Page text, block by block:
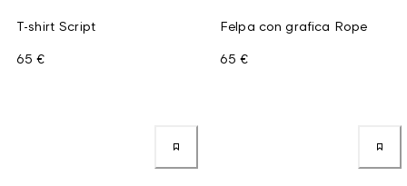
T-shirt Script
65 €
Felpa con grafica Rope
65 €